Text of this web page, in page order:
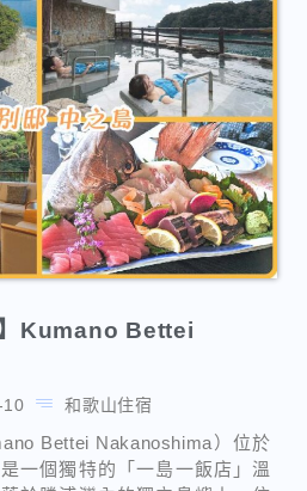
Kumano Bettei
10 和歌山住宿
Bettei Nakanoshima）位於
一個獨特的「一島一飯店」溫
的接駁小船前往，營造出極具
。